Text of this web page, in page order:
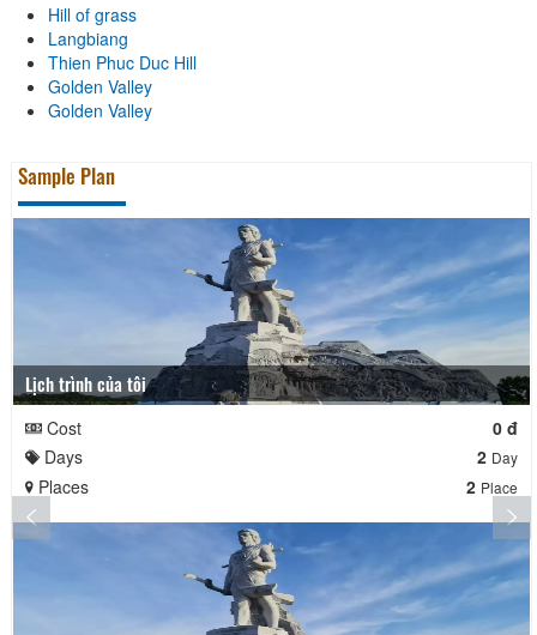
Hill of grass
Langbiang
Thien Phuc Duc Hill
Golden Valley
Golden Valley
Sample Plan
Lịch trình của tôi
Cost
0 đ
Days
2 Day
Places 2 Place